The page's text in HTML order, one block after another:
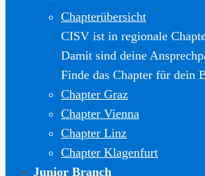
Chapterübersicht
CISV ist in regionale
Damit sind deine
Finde das Chapter für dein
Chapter Graz
Chapter Vienna
Chapter Linz
Chapter Klagenfurt
Junior Branch